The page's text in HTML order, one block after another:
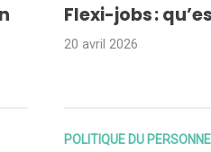
Flexi-jobs :
20 avril 2026
POLITIQUE DU